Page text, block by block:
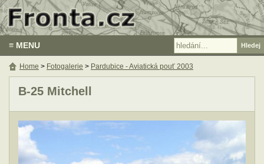
≡ MENU
B-25 Mitchell
Home > Fotogalerie > Pardubice - Aviatická pouť 2003